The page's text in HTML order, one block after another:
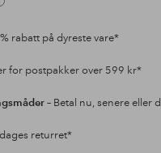
rabatt på dyreste vare*
for postpakker over 599 kr*
– Betal nu, senere eller
returret*